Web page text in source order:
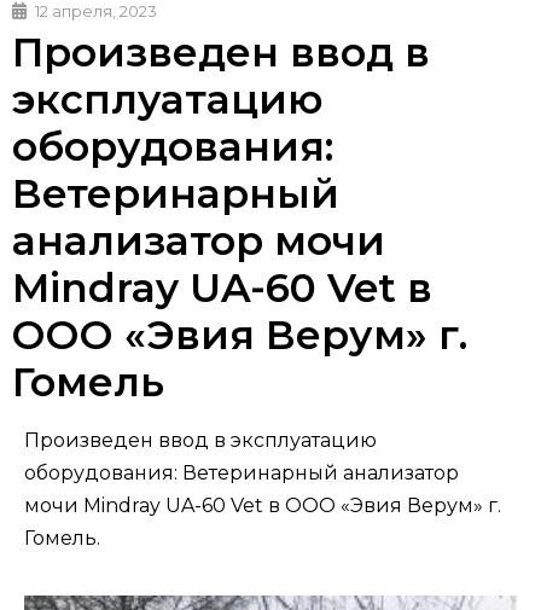
12 апреля, 2023
Произведен ввод в
эксплуатацию
оборудования:
Ветеринарный
анализатор мочи
Mindray UA-60 Vet в
ООО «Эвия Верум» г.
Гомель
Произведен ввод в эксплуатацию
оборудования: Ветеринарный анализатор
мочи Mindray UA-60 Vet в ООО «Эвия Верум» г.
Гомель.